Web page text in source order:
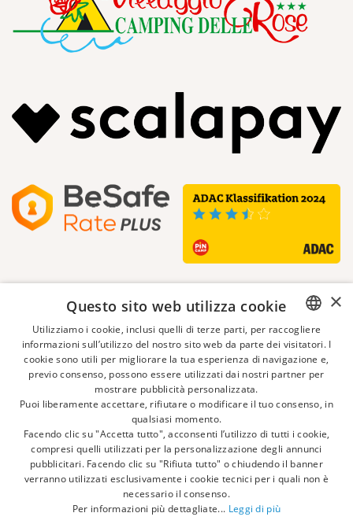
ITALIAN
ENGLISH
GERMAN
DUTCH
FRENCH
×
Questo sito web utilizza cookie
Utilizziamo i cookie, inclusi quelli di terze parti, per raccogliere
informazioni sull’utilizzo del nostro sito web da parte dei visitatori. I
cookie sono utili per migliorare la tua esperienza di navigazione e,
previo consenso, possono essere utilizzati dai nostri partner per
mostrare pubblicità personalizzata.
Puoi liberamente accettare, rifiutare o modificare il tuo consenso, in
qualsiasi momento.
Facendo clic su "Accetta tutto", acconsenti l’utilizzo di tutti i cookie,
compresi quelli utilizzati per la personalizzazione degli annunci
pubblicitari. Facendo clic su "Rifiuta tutto" o chiudendo il banner
verranno utilizzati esclusivamente i cookie tecnici per i quali non è
necessario il consenso.
Per informazioni più dettagliate... Leggi di più